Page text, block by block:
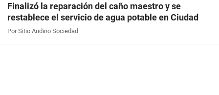
Finalizó la reparación del caño maestro y se
restablece el servicio de agua potable en Ciudad
Por Sitio Andino Sociedad